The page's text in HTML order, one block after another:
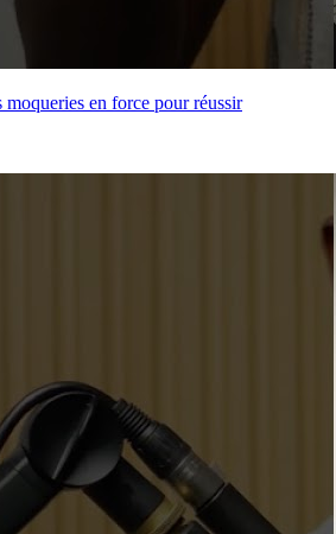
en force pour réussir